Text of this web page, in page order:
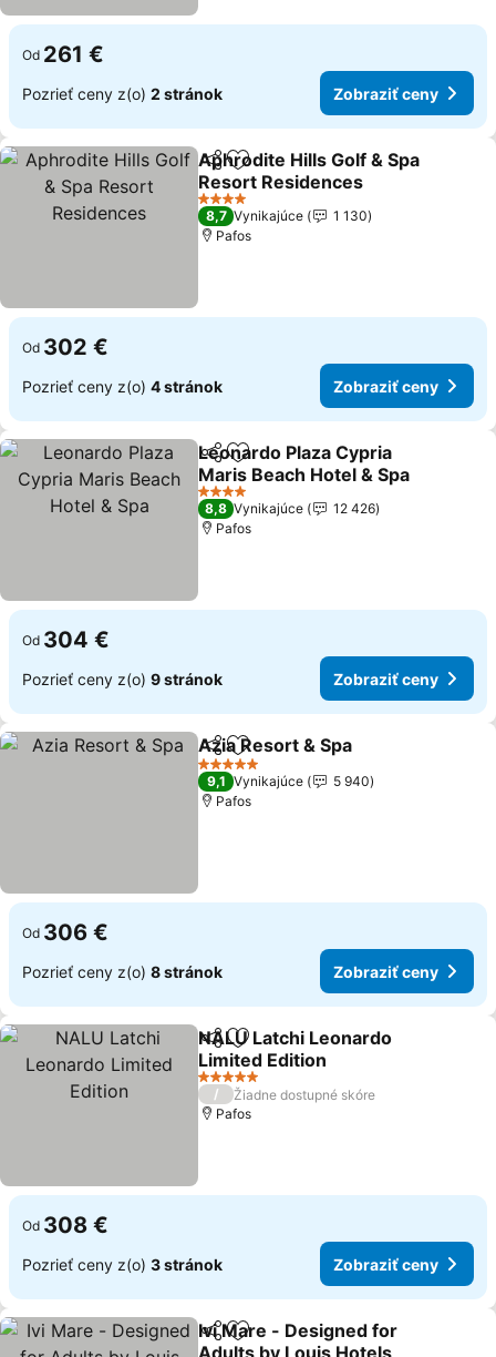
Od 261 €
Pozrieť ceny z(o) 2 stránok Zobraziť ceny
ZdieľaťPridať do obľúbených
Aphrodite Hills Golf & Spa
Resort Residences
4 Počet hviezdičiek
8,7 Vynikajúce
1 130
Pafos
Od 302 €
Pozrieť ceny z(o) 4 stránok Zobraziť ceny
ZdieľaťPridať do obľúbených
Leonardo Plaza Cypria
Maris Beach Hotel & Spa
4 Počet hviezdičiek
8,8 Vynikajúce
12 426
Pafos
Od 304 €
Pozrieť ceny z(o) 9 stránok Zobraziť ceny
ZdieľaťPridať do obľúbených
Azia Resort & Spa
5 Počet hviezdičiek
9,1 Vynikajúce
5 940
Pafos
Od 306 €
Pozrieť ceny z(o) 8 stránok Zobraziť ceny
ZdieľaťPridať do obľúbených
NALU Latchi Leonardo
Limited Edition
5 Počet hviezdičiek
/
Žiadne dostupné skóre
Pafos
Od 308 €
Pozrieť ceny z(o) 3 stránok Zobraziť ceny
ZdieľaťPridať do obľúbených
Ivi Mare - Designed for
Adults by Louis Hotels